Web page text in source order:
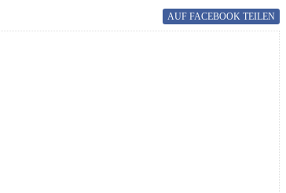
AUF FACEBOOK TEILEN